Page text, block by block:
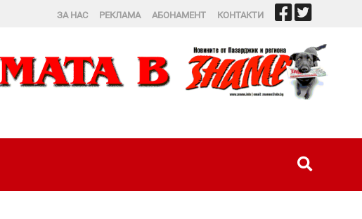
ЗА НАС РЕКЛАМА АБОНАМЕНТ КОНТАКТИ